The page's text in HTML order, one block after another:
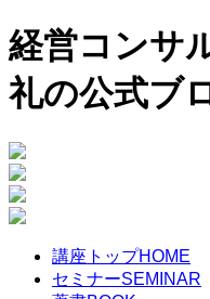
経営コンサ
礼の公式ブ
講座トップHOME
セミナーSEMINAR